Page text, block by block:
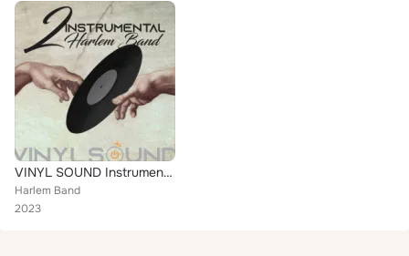
VINYL SOUND Instrumental, Vol.2
Harlem Band
2023